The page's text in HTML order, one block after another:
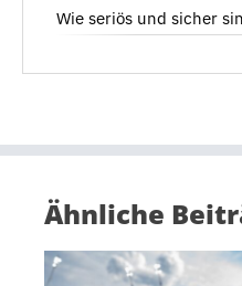
Wie seriös und sicher
Ähnliche